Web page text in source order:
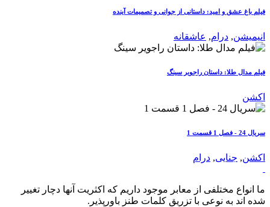
فیلم باغ عشق و امید: داستانی از جوانی و تصمیمات آینده
انیمیشن, درام, عاشقانه
فیلم مدال طلا: داستان راجویر سینگ
اکشن
سریال 24 - فصل 1 قسمت 1
اکشن, جنایی, درام
ما انواع مختلفی از معابر موجود داریم که اکثریت آنها دچار تغییر
شده اند به نوعی با تزریق کلمات طنز باورپذیر.